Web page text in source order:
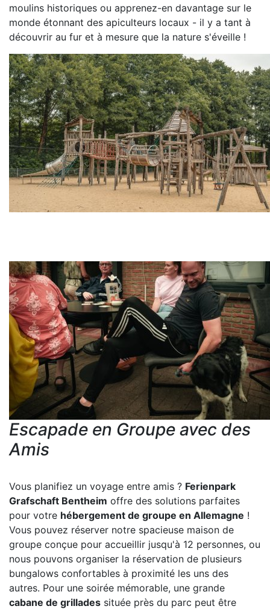
moulins historiques ou apprenez-en davantage sur le
monde étonnant des apiculteurs locaux - il y a tant à
découvrir au fur et à mesure que la nature s'éveille !
Escapade en Groupe avec des
Amis
Vous planifiez un voyage entre amis ? Ferienpark
Grafschaft Bentheim offre des solutions parfaites
pour votre hébergement de groupe en Allemagne !
Vous pouvez réserver notre spacieuse maison de
groupe conçue pour accueillir jusqu'à 12 personnes, ou
nous pouvons organiser la réservation de plusieurs
bungalows confortables à proximité les uns des
autres. Pour une soirée mémorable, une grande
cabane de grillades située près du parc peut être